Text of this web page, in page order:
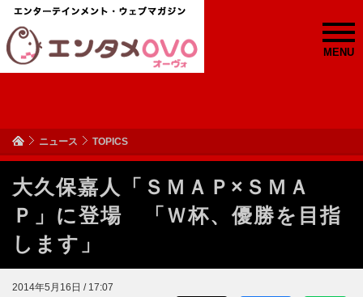
MENU
ニュース TOPICS
大久保嘉人「ＳＭＡＰ×ＳＭＡ
Ｐ」に登場 「Ｗ杯、優勝を目指
します」
2014年5月16日 / 17:07